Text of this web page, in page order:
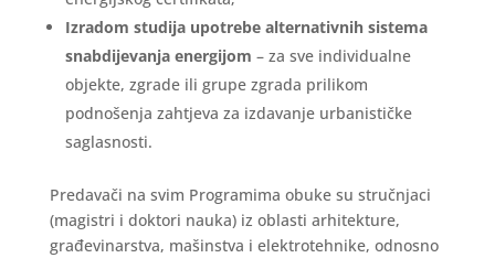
Izradom studija upotrebe alternativnih sistema
snabdijevanja energijom – za sve individualne
objekte, zgrade ili grupe zgrada prilikom
podnošenja zahtjeva za izdavanje urbanističke
saglasnosti.
Predavači na svim Programima obuke su stručnjaci
(magistri i doktori nauka) iz oblasti arhitekture,
građevinarstva, mašinstva i elektrotehnike, odnosno